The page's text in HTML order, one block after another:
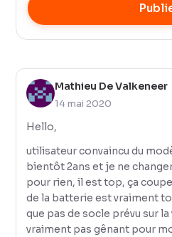
Mathieu De Valkeneer
14 mai 2020
Hello,
utilisateur convaincu du
bientôt 2ans et je ne
pour rien, il est top, ça
de la batterie est vraiment
que pas de socle prévu sur
vraiment pas gênant pour